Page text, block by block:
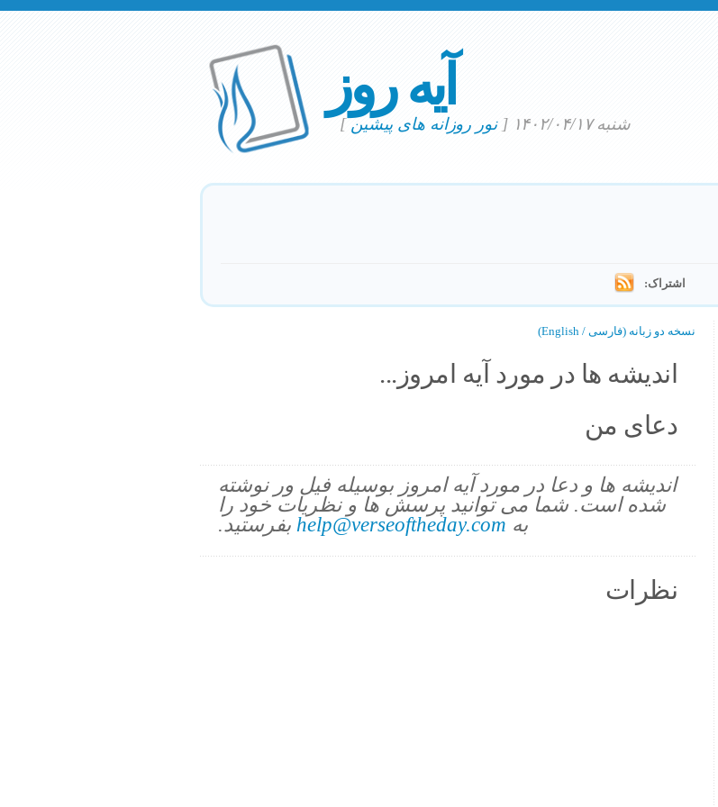
آیه روز
شنبه ۱۴۰۲/۰۴/۱۷ [نور روزانه های پیشین]
اشتراک:
نسخه دو زبانه (فارسی / English)
اندیشه ها در مورد آیه امروز...
دعای من
اندیشه ها و دعا در مورد آیه امروز بوسیله فیل ور نوشته
شده است. شما می توانید پرسش ها و نظریات خود را
بهhelp@verseoftheday.com بفرستید.
نظرات